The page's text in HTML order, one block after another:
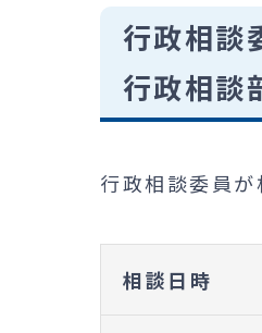
行政相談
行政相談
行政相談委員が
相談日時